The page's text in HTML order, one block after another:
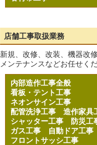
店舗工事取扱業務
新規、改修、改装、機器改修
メンテナンスなどお任せくだ
内部造作工事全般
看板・テント工事
ネオンサイン工事
配管洗浄工事 造作家
シャッター工事
防災
ガス工事
自動ドア工事
フロントサッシ工事